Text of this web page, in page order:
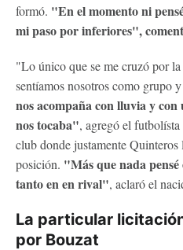
formó. "En el momento ni
mi paso por inferiores",
"Lo único que se me cruzó por
sentíamos nosotros como grupo y
nos acompaña con lluvia y
nos tocaba", agregó el
club donde justamente Quinteros
posición. "Más que nada
tanto en en rival", aclaró el
La particular
por Bouzat